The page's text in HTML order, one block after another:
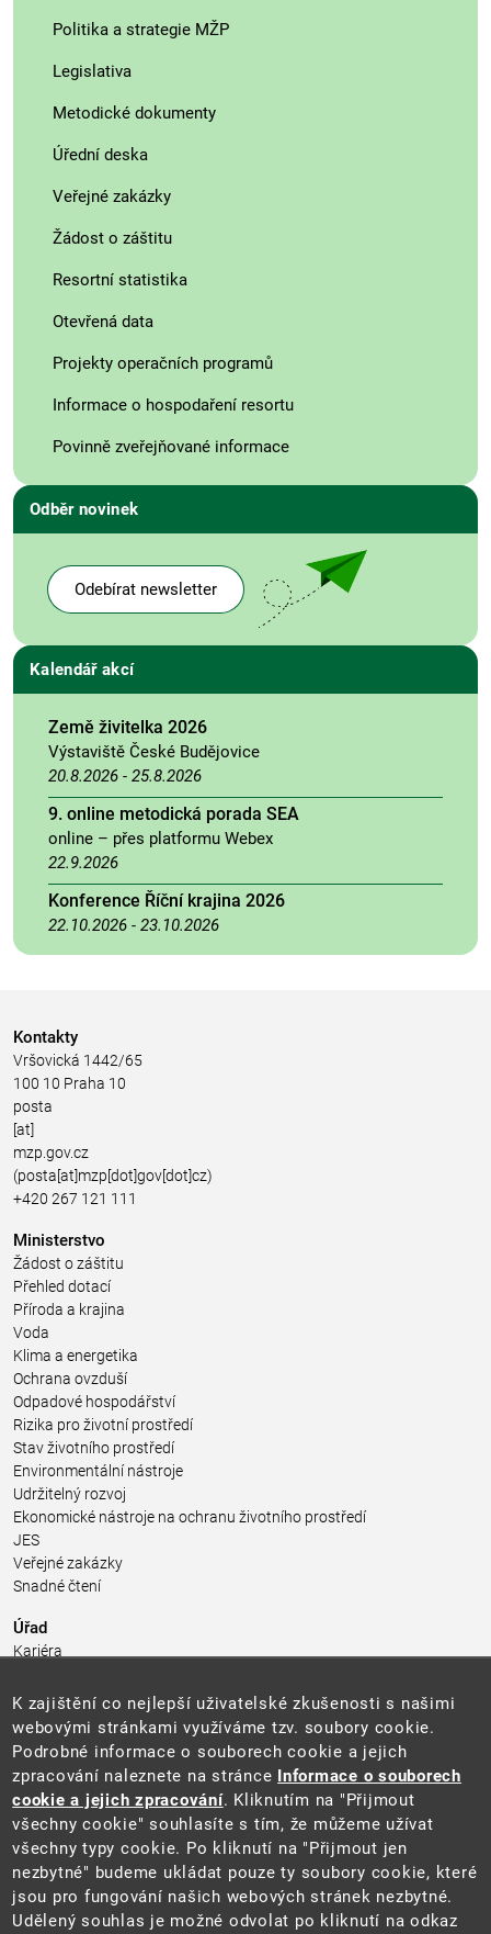
Politika a strategie MŽP
Legislativa
Metodické dokumenty
Úřední deska
Veřejné zakázky
Žádost o záštitu
Resortní statistika
Otevřená data
Projekty operačních programů
Informace o hospodaření resortu
Povinně zveřejňované informace
Odběr novinek
Odebírat newsletter
Kalendář akcí
Země živitelka 2026
Výstaviště České Budějovice
20.8.2026 - 25.8.2026
9. online metodická porada SEA
online – přes platformu Webex
22.9.2026
Konference Říční krajina 2026
22.10.2026 - 23.10.2026
Kontakty
Vršovická 1442/65
100 10 Praha 10
posta
[at]
mzp.gov.cz
(posta[at]mzp[dot]gov[dot]cz)
+420 267 121 111
Ministerstvo
Žádost o záštitu
Přehled dotací
Příroda a krajina
Voda
Klima a energetika
Ochrana ovzduší
Odpadové hospodářství
Rizika pro životní prostředí
Stav životního prostředí
Environmentální nástroje
Udržitelný rozvoj
Ekonomické nástroje na ochranu životního prostředí
JES
Veřejné zakázky
Snadné čtení
Úřad
Kariéra
Pro média a veřejnost
Povinně zveřejňované informace
Kontakty
Přistupnost budovy úřadu MŽP
(PDF, 204 kB)
Web
Aktuality
Ochrana osobních údajů
Prohlášení o přístupnosti
Zásady používání cookies
Mapa webu
K zajištění co nejlepší uživatelské zkušenosti s našimi
webovými stránkami využíváme tzv. soubory cookie.
Podrobné informace o souborech cookie a jejich
zpracování naleznete na stránce Informace o souborech
cookie a jejich zpracování. Kliknutím na "Přijmout
všechny cookie" souhlasíte s tím, že můžeme užívat
všechny typy cookie. Po kliknutí na "Přijmout jen
nezbytné" budeme ukládat pouze ty soubory cookie, které
jsou pro fungování našich webových stránek nezbytné.
Udělený souhlas je možné odvolat po kliknutí na odkaz